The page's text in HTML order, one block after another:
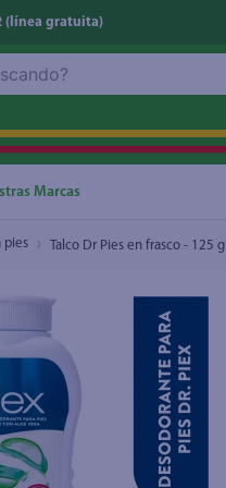
(línea gratuita)
Marcas
pies Talco Dr Pies en frasco - 125 g
maggi
leche
aceite
queso
atun
frijoles